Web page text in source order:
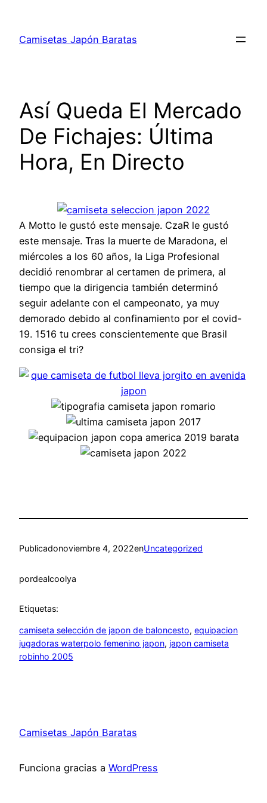
contenido
Camisetas Japón Baratas
Así Queda El Mercado
De Fichajes: Última
Hora, En Directo
A Motto le gustó este mensaje. CzaR le gustó
este mensaje. Tras la muerte de Maradona, el
miércoles a los 60 años, la Liga Profesional
decidió renombrar al certamen de primera, al
tiempo que la dirigencia también determinó
seguir adelante con el campeonato, ya muy
demorado debido al confinamiento por el covid-
19. 1516 tu crees conscientemente que Brasil
consiga el tri?
Publicadonoviembre 4, 2022enUncategorized
pordealcoolya
Etiquetas:
camiseta selección de japon de baloncesto, equipacion
jugadoras waterpolo femenino japon, japon camiseta
robinho 2005
Camisetas Japón Baratas
Funciona gracias a WordPress